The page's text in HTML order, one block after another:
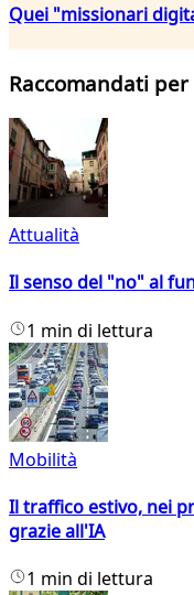
Quei "missionari
Raccomandati
Attualità
Il senso del "no" al
1 min di lettura
Mobilità
Il traffico estivo, nei
grazie all'IA
1 min di lettura